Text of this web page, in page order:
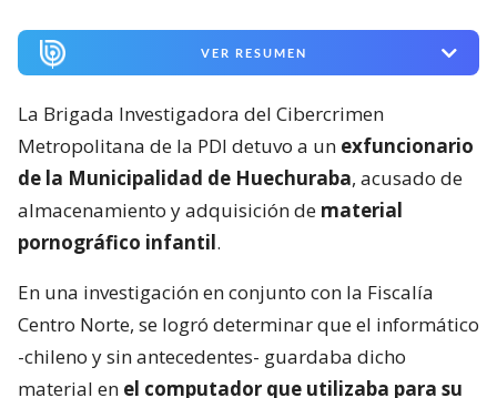
VER RESUMEN
La Brigada Investigadora del Cibercrimen
Metropolitana de la PDI detuvo a un exfuncionario
de la Municipalidad de Huechuraba, acusado de
almacenamiento y adquisición de material
pornográfico infantil.
En una investigación en conjunto con la Fiscalía
Centro Norte, se logró determinar que el informático
-chileno y sin antecedentes- guardaba dicho
material en el computador que utilizaba para su